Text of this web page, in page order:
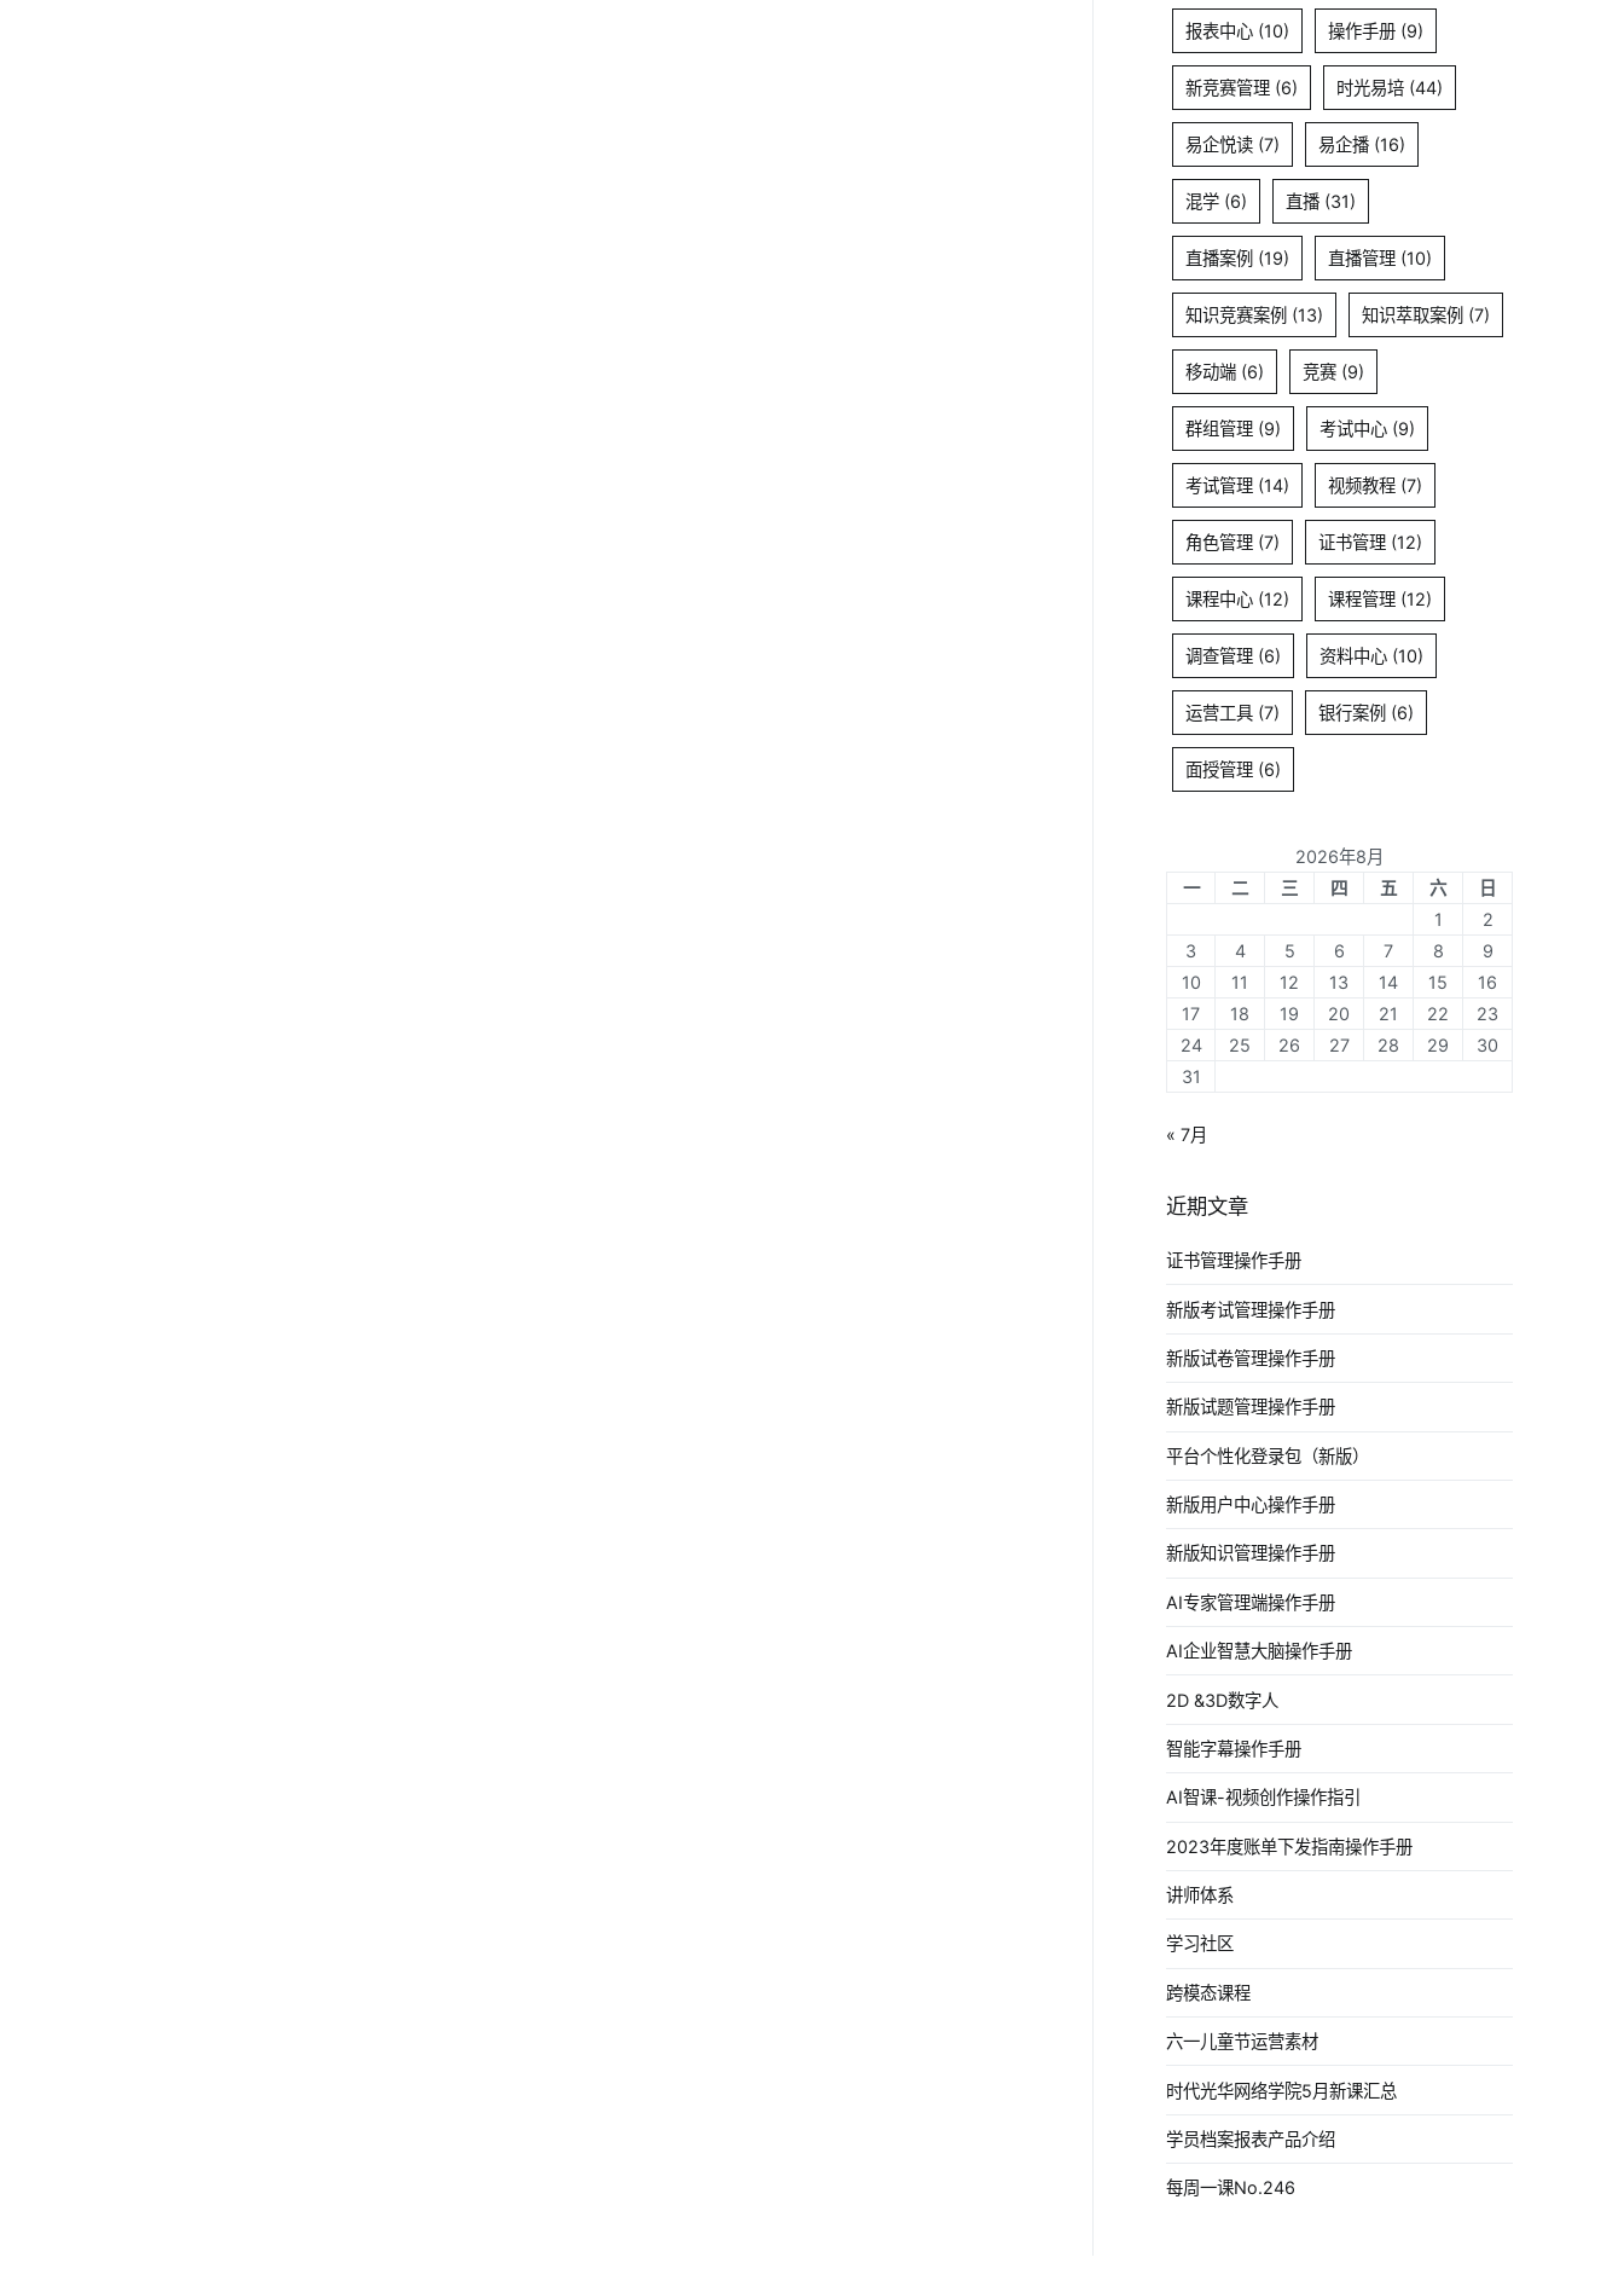
报表中心 (10) 操作手册 (9)
新竞赛管理 (6) 时光易培 (44)
易企悦读 (7) 易企播 (16)
混学 (6) 直播 (31)
直播案例 (19) 直播管理 (10)
知识竞赛案例 (13) 知识萃取案例 (7)
移动端 (6) 竞赛 (9)
群组管理 (9) 考试中心 (9)
考试管理 (14) 视频教程 (7)
角色管理 (7) 证书管理 (12)
课程中心 (12) 课程管理 (12)
调查管理 (6) 资料中心 (10)
运营工具 (7) 银行案例 (6)
面授管理 (6)
2026年8月
一
二 三 四 五 六
日
1
2
3
4 5 6 7 8
9
10
11 12 13 14 15
16
17
18 19 20 21 22
23
24
25 26 27 28 29
30
31
« 7月
近期文章
证书管理操作手册
新版考试管理操作手册
新版试卷管理操作手册
新版试题管理操作手册
平台个性化登录包（新版）
新版用户中心操作手册
新版知识管理操作手册
AI专家管理端操作手册
AI企业智慧大脑操作手册
2D &3D数字人
智能字幕操作手册
AI智课-视频创作操作指引
2023年度账单下发指南操作手册
讲师体系
学习社区
跨模态课程
六一儿童节运营素材
时代光华网络学院5月新课汇总
学员档案报表产品介绍
每周一课No.246